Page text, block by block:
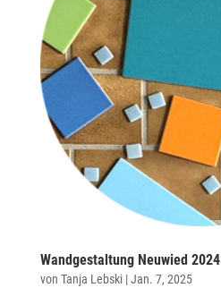
Wandgestaltung Neuwied 2024
von Tanja Lebski|Jan. 7, 2025